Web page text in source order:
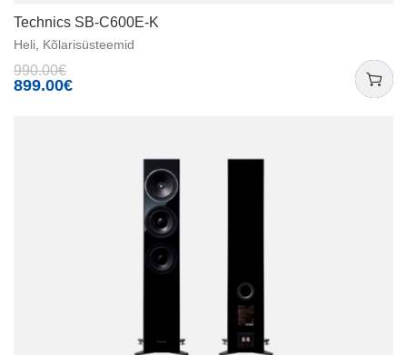
Technics SB-C600E-K
Heli Kõlarisüsteemid
990.00€
899.00€